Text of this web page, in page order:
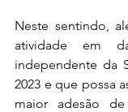
Neste sentindo,
atividade em
independente da
2023 e que possa
maior adesão